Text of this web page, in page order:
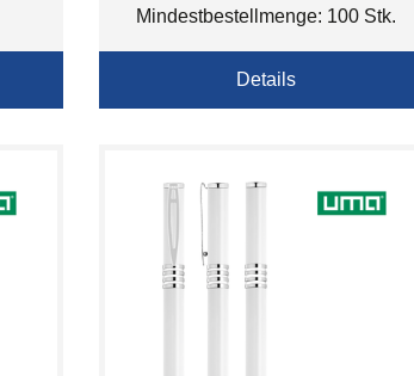
Mindestbestellmenge: 100 Stk.
Details